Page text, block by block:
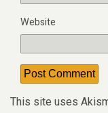
Website
This site uses